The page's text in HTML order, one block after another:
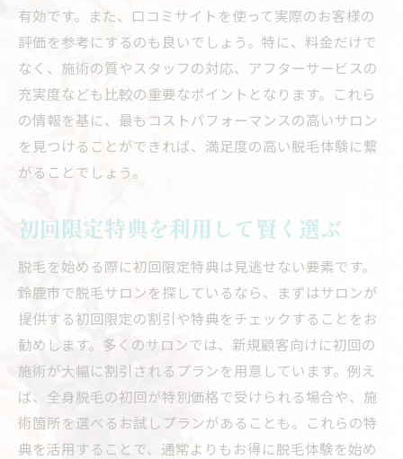
月額制プランのコストパフォーマンスを比
較
契約前に確認すべき月額制の注意点
月額制で通いやすいサロンの選び方
実際に通った人のレビューをチェック
回数券を使いこなせ！鈴鹿市の脱毛サロンでお
回数券プランの特徴とメリット
鈴鹿市でお得な回数券を提供するサロン
回数券プランを選ぶ際の注意点
コストを抑えつつ効果を出す方法
回数券の使い方次第で得られる効果的な結
果
自身に最適な回数券の選び方
口コミで見つける！鈴鹿市でコスパ抜群の脱毛
有効です。また、口コミサイトを使って実際のお客様の
評価を参考にするのも良いでしょう。特に、料金だけで
なく、施術の質やスタッフの対応、アフターサービスの
充実度なども比較の重要なポイントとなります。これら
の情報を基に、最もコストパフォーマンスの高いサロン
を見つけることができれば、満足度の高い脱毛体験に繋
がることでしょう。
初回限定特典を利用して賢く選ぶ
脱毛を始める際に初回限定特典は見逃せない要素です。
鈴鹿市で脱毛サロンを探しているなら、まずはサロンが
提供する初回限定の割引や特典をチェックすることをお
勧めします。多くのサロンでは、新規顧客向けに初回の
施術が大幅に割引されるプランを用意しています。例え
ば、全身脱毛の初回が特別価格で受けられる場合や、施
術箇所を選べるお試しプランがあることも。これらの特
典を活用することで、通常よりもお得に脱毛体験を始め